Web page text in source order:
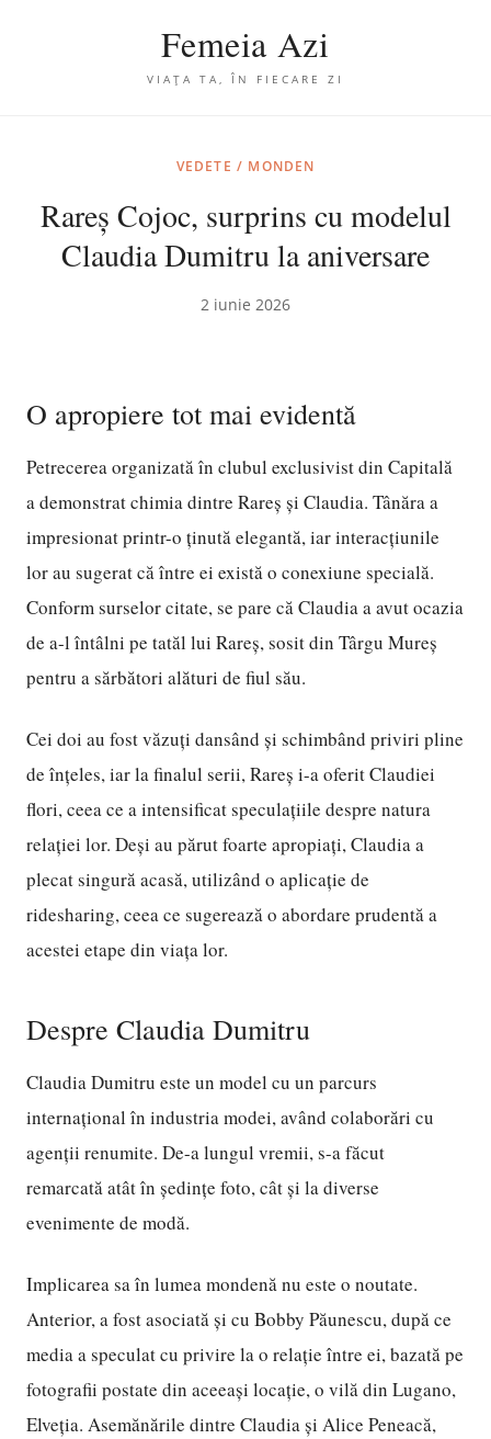
Femeia Azi
VIAȚA TA, ÎN FIECARE ZI
VEDETE / MONDEN
Rareș Cojoc, surprins cu modelul
Claudia Dumitru la aniversare
2 iunie 2026
O apropiere tot mai evidentă
Petrecerea organizată în clubul exclusivist din Capitală
a demonstrat chimia dintre Rareș și Claudia. Tânăra a
impresionat printr-o ținută elegantă, iar interacțiunile
lor au sugerat că între ei există o conexiune specială.
Conform surselor citate, se pare că Claudia a avut ocazia
de a-l întâlni pe tatăl lui Rareș, sosit din Târgu Mureș
pentru a sărbători alături de fiul său.
Cei doi au fost văzuți dansând și schimbând priviri pline
de înțeles, iar la finalul serii, Rareș i-a oferit Claudiei
flori, ceea ce a intensificat speculațiile despre natura
relației lor. Deși au părut foarte apropiați, Claudia a
plecat singură acasă, utilizând o aplicație de
ridesharing, ceea ce sugerează o abordare prudentă a
acestei etape din viața lor.
Despre Claudia Dumitru
Claudia Dumitru este un model cu un parcurs
internațional în industria modei, având colaborări cu
agenții renumite. De-a lungul vremii, s-a făcut
remarcată atât în ședințe foto, cât și la diverse
evenimente de modă.
Implicarea sa în lumea mondenă nu este o noutate.
Anterior, a fost asociată și cu Bobby Păunescu, după ce
media a speculat cu privire la o relație între ei, bazată pe
fotografii postate din aceeași locație, o vilă din Lugano,
Elveția. Asemănările dintre Claudia și Alice Peneacă,